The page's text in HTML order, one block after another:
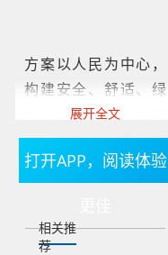
方案以人民为中心，
构建安全、舒适、绿
色、智慧的居住环
境，推动建筑业工业
化、数字化、绿色化
转型。核心任务聚焦
进“四好”建设。
展开全文
打开APP，阅读体验
相关推
荐